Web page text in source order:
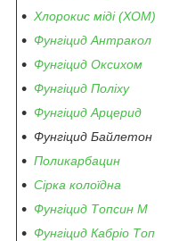
Хлорокис міді (ХОМ)
Фунгіцид Антракол
Фунгіцид Оксихом
Фунгіцид Поліху
Фунгіцид Арцерид
Фунгіцид Байлетон
Поликарбацин
Сірка колоїдна
Фунгіцид Топсин М
Фунгіцид Кабріо Топ